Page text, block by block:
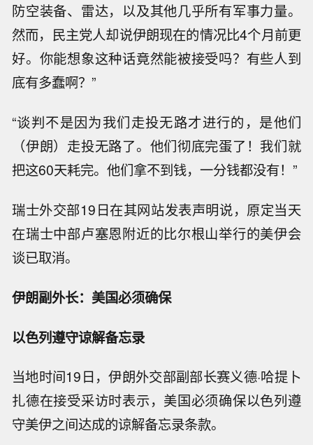
防空装备、雷达，以及其他几乎所有军事力量。
然而，民主党人却说伊朗现在的情况比4个月前更
好。你能想象这种话竟然能被接受吗？有些人到
底有多蠢啊？”
“谈判不是因为我们走投无路才进行的，是他们
（伊朗）走投无路了。他们彻底完蛋了！我们就
把这60天耗完。他们拿不到钱，一分钱都没有！”
瑞士外交部19日在其网站发表声明说，原定当天
在瑞士中部卢塞恩附近的比尔根山举行的美伊会
谈已取消。
伊朗副外长：美国必须确保
以色列遵守谅解备忘录
当地时间19日，伊朗外交部副部长赛义德·哈提卜
扎德在接受采访时表示，美国必须确保以色列遵
守美伊之间达成的谅解备忘录条款。